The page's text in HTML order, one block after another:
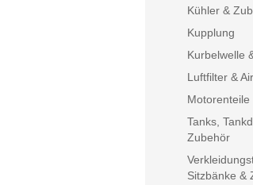
Kühler &
Kupplung
Kurbelwelle
Luftfilter &
Motorenteile
Tanks,
Zubehör
Sitzbänke &